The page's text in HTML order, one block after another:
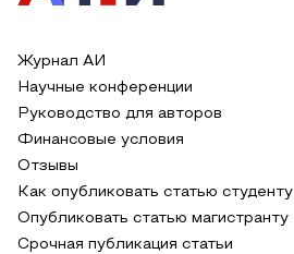
Журнал АИ
Научные конференции
Руководство для авторов
Финансовые условия
Отзывы
Как опубликовать статью студенту
Опубликовать статью магистранту
Срочная публикация статьи